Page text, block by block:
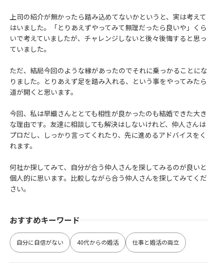
上司の紹介が無かったら踏み込めてないかというと、実は考えて
はいました。「とりあえずやってみて無理だったら良いや」くら
いで考えていましたが、チャレンジしないと後々後悔すると思っ
ていました。
ただ、結局今回のような縁があったのでそれに乗っかることにな
りました。とりあえず足を踏み入れる、という事をやってみたら
道が開くと思います。
今回、私は早織さんととても相性が良かったのも結婚できた大き
な理由です。友達に相談しても解決はしないけれど、仲人さんは
プロだし、しっかり言ってくれたり、先に進めるアドバイスをく
れます。
何社か探してみて、自分が合う仲人さんを探してみるのが良いと
個人的に思います。比較しながら合う仲人さんを探してみてくだ
さい。
おすすめキーワード
自分に自信がない 40代からの婚活 仕事と婚活の両立